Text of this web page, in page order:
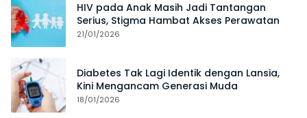
HIV pada Anak Masih Jadi Tantangan
Serius, Stigma Hambat Akses Perawatan
21/01/2026
Diabetes Tak Lagi Identik dengan Lansia,
Kini Mengancam Generasi Muda
18/01/2026